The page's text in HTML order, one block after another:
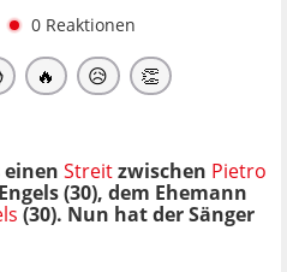
0 Reaktionen
🔥 😥 👏
einen Streitzwischen Pietro
(30), dem Ehemann
(30). Nun hat der Sänger